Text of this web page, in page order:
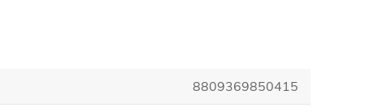
8809369850415